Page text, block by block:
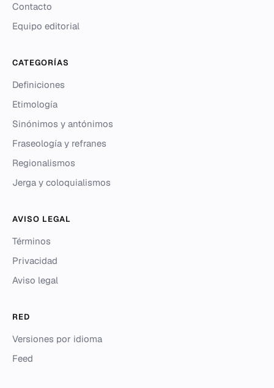
Contacto
Equipo editorial
CATEGORÍAS
Definiciones
Etimología
Sinónimos y antónimos
Fraseología y refranes
Regionalismos
Jerga y coloquialismos
AVISO LEGAL
Términos
Privacidad
Aviso legal
RED
Versiones por idioma
Feed